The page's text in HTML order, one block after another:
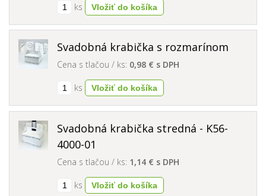
ks
Svadobná krabička s rozmarínom
Cena s tlačou / ks: 0,98 € s DPH
ks
Svadobná krabička stredná - K56-
4000-01
Cena s tlačou / ks: 1,14 € s DPH
ks